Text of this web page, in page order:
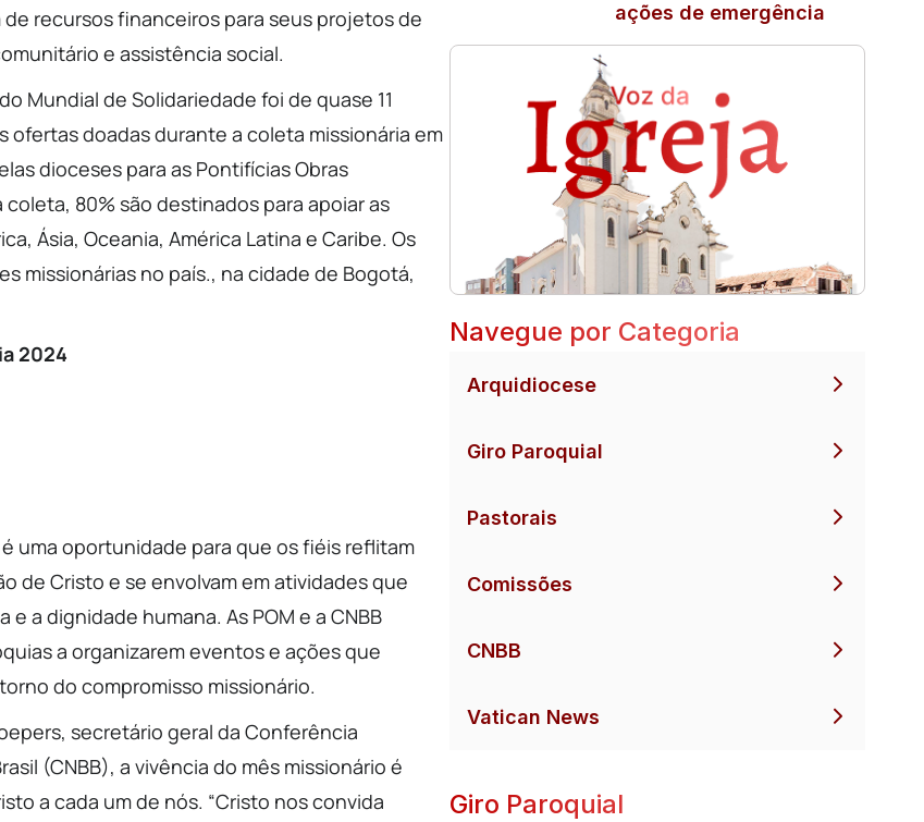
de recursos financeiros para seus projetos de
e assistência social.
Mundial de Solidariedade foi de quase 11
ofertas doadas durante a coleta missionária em
dioceses para as Pontifícias Obras
80% são destinados para apoiar as
Ásia, Oceania, América Latina e Caribe. Os
missionárias no país., na cidade de Bogotá,
2024
uma oportunidade para que os fiéis reflitam
de Cristo e se envolvam em atividades que
e a dignidade humana. As POM e a CNBB
a organizarem eventos e ações que
do compromisso missionário.
secretário geral da Conferência
(CNBB), a vivência do mês missionário é
a cada um de nós. “Cristo nos convida
ações de emergência
Navegue por Categoria
Arquidiocese
Giro Paroquial
Pastorais
Comissões
CNBB
Vatican News
Giro Paroquial